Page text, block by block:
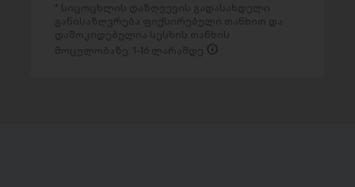
სიცოცხლის დაზღვევის გადასახდელი
განისაზღვრება ფიქსირებული თანხით და
დამოკიდებულია სესხის თანხის
მოცულობაზე: 1-16 ლარამდე